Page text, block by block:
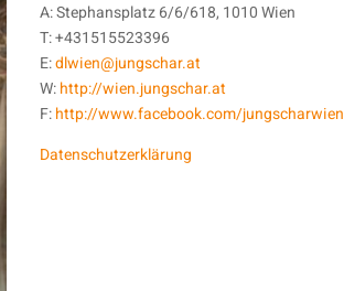
A: Stephansplatz 6/6/618, 1010 Wien
T: +431515523396
E:dlwien@jungschar.at
W:http://wien.jungschar.at
F:http://www.facebook.com/jungscharwien
Datenschutzerklärung